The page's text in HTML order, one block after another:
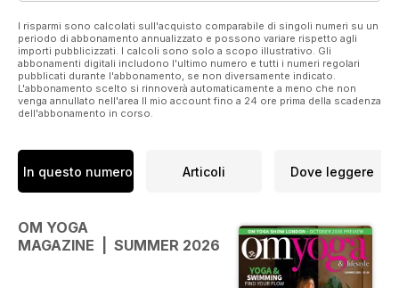
I risparmi sono calcolati sull'acquisto comparabile di singoli numeri su un
periodo di abbonamento annualizzato e possono variare rispetto agli
importi pubblicizzati. I calcoli sono solo a scopo illustrativo. Gli
abbonamenti digitali includono l'ultimo numero e tutti i numeri regolari
pubblicati durante l'abbonamento, se non diversamente indicato.
L'abbonamento scelto si rinnoverà automaticamente a meno che non
venga annullato nell'area Il mio account fino a 24 ore prima della scadenza
dell'abbonamento in corso.
In questo numero Articoli Dove leggere
OM YOGA
MAGAZINE | SUMMER 2026